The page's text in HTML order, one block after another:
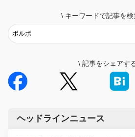
\ キーワードで記事を検
\ 記事をシェアす
ヘッドラインニュース